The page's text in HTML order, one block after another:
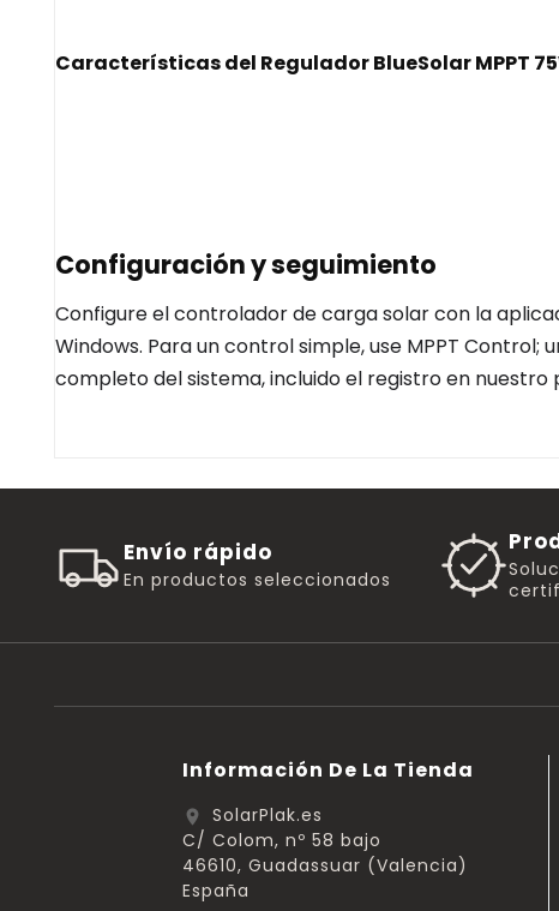
Características del Regulador BlueSolar MPPT
Configuración y seguimiento
Configure el controlador de carga solar con la
Windows. Para un control simple, use MPPT
completo del sistema, incluido el registro en nuestro
Envío rápido
En productos seleccionados
Información De La Tienda
location_on
SolarPlak.es
C/ Colom, nº 58 bajo
46610, Guadassuar (Valencia)
España